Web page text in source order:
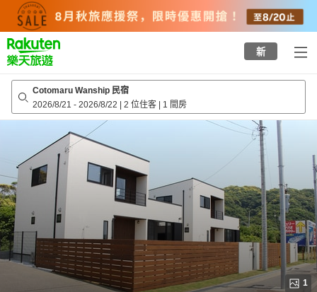
top
page
新
Cotomaru Wanship 民宿
2026/8/21 - 2026/8/22 | 2 位住客 | 1 間房
1